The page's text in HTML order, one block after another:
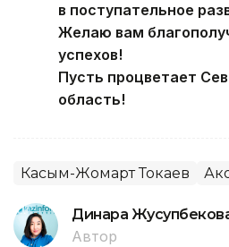
в поступательное
Желаю вам
успехов!
Пусть процветает
область!
Касым-Жомарт Токаев
Динара
Автор